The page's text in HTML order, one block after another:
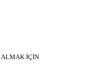
ALMAK İÇİN